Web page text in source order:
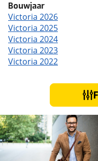
Bouwjaar
Victoria 2026
Victoria 2025
Victoria 2024
Victoria 2023
Victoria 2022